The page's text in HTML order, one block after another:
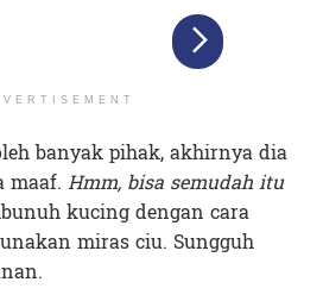
banyak pihak, akhirnya dia
Hmm, bisa semudah itu
kucing dengan cara
miras ciu. Sungguh